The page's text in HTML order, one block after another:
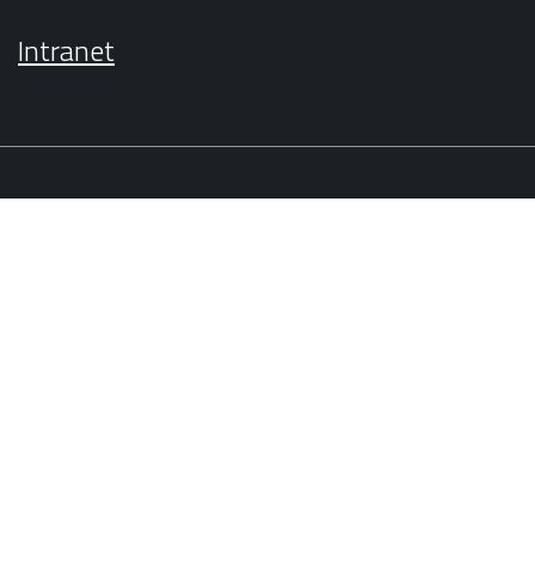
Intranet